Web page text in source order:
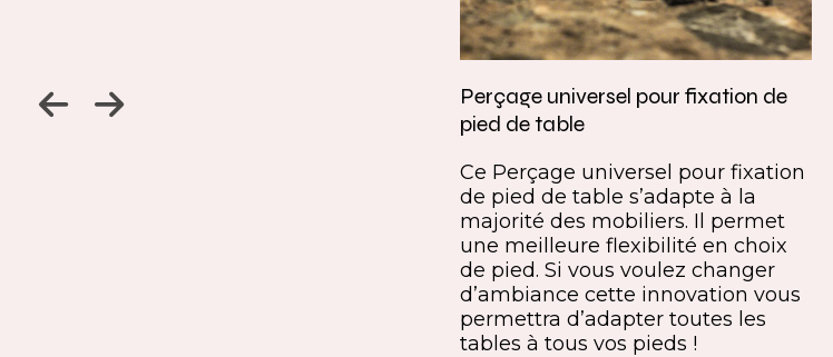
Jambage à 45
Perçage universel pour fixation de
pied de table
Ce Perçage universel pour fixation
de pied de table s’adapte à la
majorité des mobiliers. Il permet
une meilleure flexibilité en choix
de pied. Si vous voulez changer
d’ambiance cette innovation vous
permettra d’adapter toutes les
tables à tous vos pieds !